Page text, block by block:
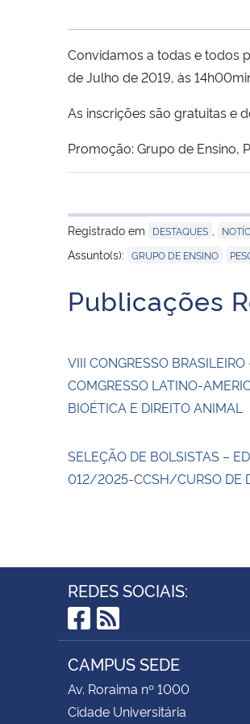
Convidamos a todas e todos
de Julho de 2019, às
As inscrições são gratuitas e
Promoção: Grupo de Ensino,
Registrado em
DESTAQUES
Assunto(s): GRUPO DE ENSINO
Publicações
VIII CONGRESSO BRASILEIRO
COMGRESSO LATINO-
BIOÉTICA E DIREITO ANIMAL
SELEÇÃO DE BOLSISTAS –
012/2025-CCSH/CURSO DE
REDES SOCIAIS:
Facebook
RSS
CAMPUS SEDE
Av. Roraima nº 1000
Cidade Universitária